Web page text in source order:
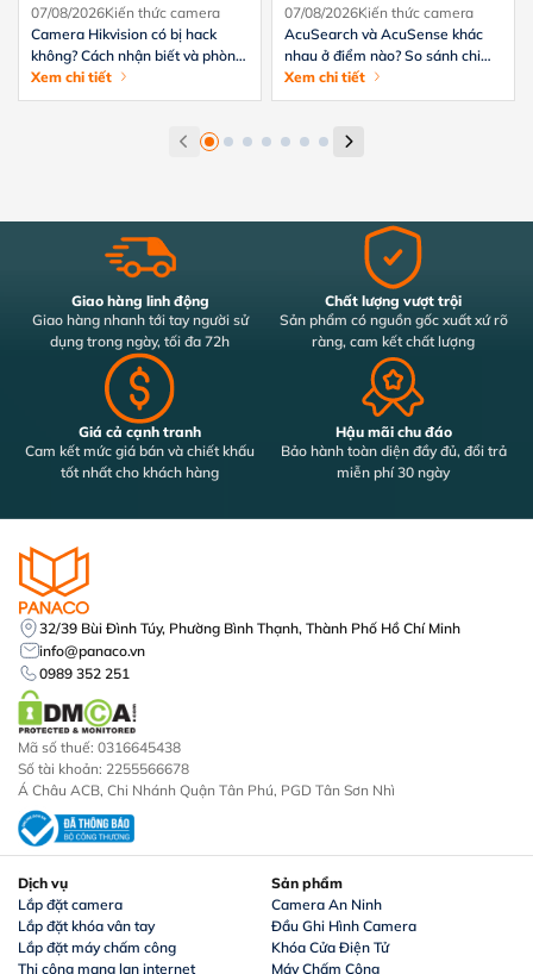
07/08/2026Kiến thức camera
Camera Hikvision có bị hack
không? Cách nhận biết và phòng
tránh hiệu quả
Xem chi tiết
07/08/2026Kiến thức camera
AcuSearch và AcuSense khác
nhau ở điểm nào? So sánh chi
tiết từ A-Z
Xem chi tiết
Giao hàng linh động
Giao hàng nhanh tới tay người sử
dụng trong ngày, tối đa 72h
Chất lượng vượt trội
Sản phẩm có nguồn gốc xuất xứ rõ
ràng, cam kết chất lượng
Giá cả cạnh tranh
Cam kết mức giá bán và chiết khấu
tốt nhất cho khách hàng
Hậu mãi chu đáo
Bảo hành toàn diện đầy đủ, đổi trả
miễn phí 30 ngày
Dịch vụ
Lắp đặt camera
Lắp đặt khóa vân tay
Lắp đặt máy chấm công
Thi công mạng lan internet
Sản phẩm
Camera An Ninh
Đầu Ghi Hình Camera
Khóa Cửa Điện Tử
Máy Chấm Công
32/39 Bùi Đình Túy, Phường Bình Thạnh, Thành Phố Hồ Chí Minh
info@panaco.vn
0989 352 251
Mã số thuế: 0316645438
Số tài khoản: 2255566678
Á Châu ACB, Chi Nhánh Quận Tân Phú, PGD Tân Sơn Nhì